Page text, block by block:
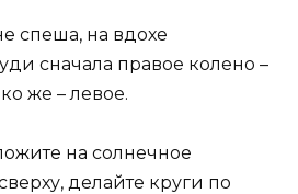
спеша, на вдохе
сначала правое колено –
же – левое.
на солнечное
делайте круги по